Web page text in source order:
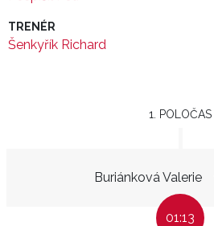
TRENÉR
Šenkyřík Richard
1. POLOČAS
Buriánková Valerie
01:13